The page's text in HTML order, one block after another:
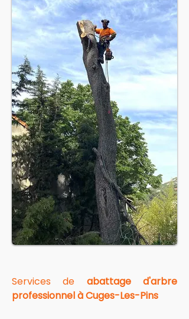
Services de abattage d'arbre
professionnel à Cuges-Les-Pins